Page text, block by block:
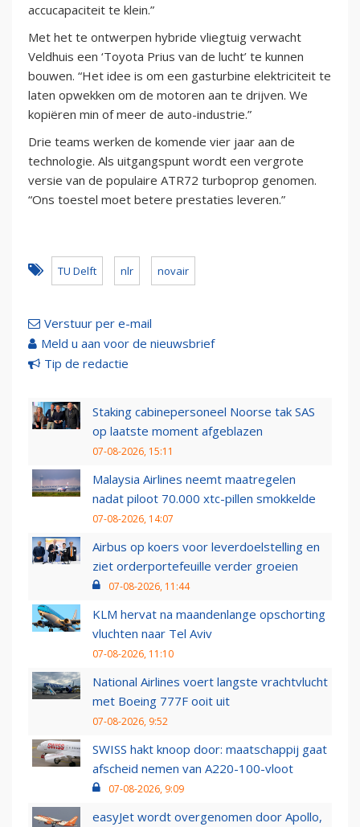
accucapaciteit te klein.”
Met het te ontwerpen hybride vliegtuig verwacht
Veldhuis een ‘Toyota Prius van de lucht’ te kunnen
bouwen. “Het idee is om een gasturbine elektriciteit te
laten opwekken om de motoren aan te drijven. We
kopiëren min of meer de auto-industrie.”
Drie teams werken de komende vier jaar aan de
technologie. Als uitgangspunt wordt een vergrote
versie van de populaire ATR72 turboprop genomen.
“Ons toestel moet betere prestaties leveren.”
TU Delft nlr novair
Verstuur per e-mail
Meld u aan voor de nieuwsbrief
Tip de redactie
Staking cabinepersoneel Noorse tak SAS
op laatste moment afgeblazen
07-08-2026, 15:11
Malaysia Airlines neemt maatregelen
nadat piloot 70.000 xtc-pillen smokkelde
07-08-2026, 14:07
Airbus op koers voor leverdoelstelling en
ziet orderportefeuille verder groeien
07-08-2026, 11:44
KLM hervat na maandenlange opschorting
vluchten naar Tel Aviv
07-08-2026, 11:10
National Airlines voert langste vrachtvlucht
met Boeing 777F ooit uit
07-08-2026, 9:52
SWISS hakt knoop door: maatschappij gaat
afscheid nemen van A220-100-vloot
07-08-2026, 9:09
easyJet wordt overgenomen door Apollo,